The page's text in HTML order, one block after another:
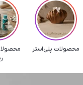
محصولات پلی‌استر